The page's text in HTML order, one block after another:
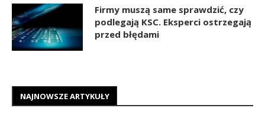
Firmy muszą same sprawdzić, czy
podlegają KSC. Eksperci ostrzegają
przed błędami
NAJNOWSZE ARTYKUŁY